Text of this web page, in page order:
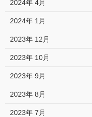
2024年 4月
2024年 1月
2023年 12月
2023年 10月
2023年 9月
2023年 8月
2023年 7月